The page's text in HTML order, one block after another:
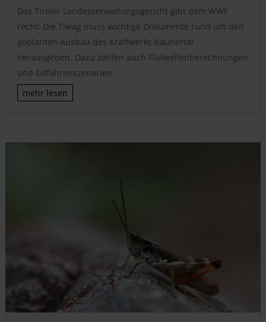
Das Tiroler Landesverwaltungsgericht gibt dem WWF
recht: Die Tiwag muss wichtige Dokumente rund um den
geplanten Ausbau des Kraftwerks Kaunertal
herausgeben. Dazu zählen auch Flutwellenberechnungen
und Gefahrenszenarien.
mehr lesen